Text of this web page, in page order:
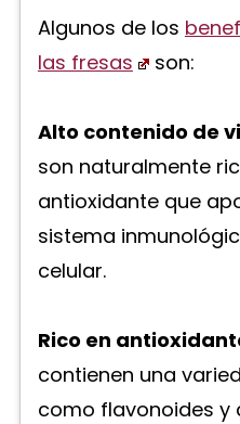
Algunos de los
las fresas
son:
Alto contenido de
son naturalmente
antioxidante que
sistema
celular.
Rico en
contienen una
como flavonoides y